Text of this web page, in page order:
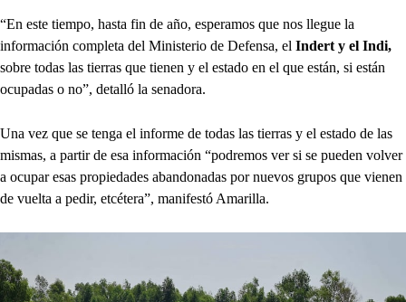
“En este tiempo, hasta fin de año, esperamos que nos llegue la
información completa del Ministerio de Defensa, el Indert y el Indi,
sobre todas las tierras que tienen y el estado en el que están, si están
ocupadas o no”, detalló la senadora.
Una vez que se tenga el informe de todas las tierras y el estado de las
mismas, a partir de esa información “podremos ver si se pueden volver
a ocupar esas propiedades abandonadas por nuevos grupos que vienen
de vuelta a pedir, etcétera”, manifestó Amarilla.